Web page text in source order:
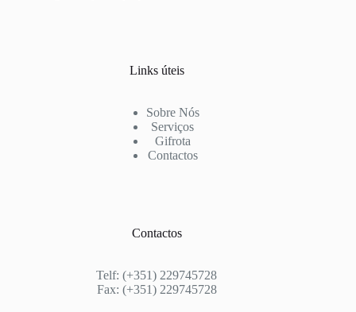
Links úteis
Sobre Nós
Serviços
Gifrota
Contactos
Contactos
Telf: (+351) 229745728
Fax: (+351) 229745728